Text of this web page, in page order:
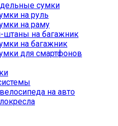
сумки
на руль
на раму
штаны на багажник
на багажник
для смартфонов
на авто